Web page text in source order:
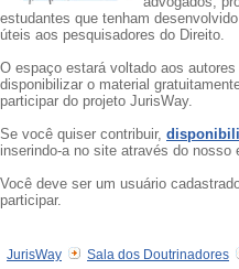
estudantes que tenham
úteis aos pesquisadores do Direito.
O espaço estará voltado aos
disponibilizar o material
participar do projeto JurisWay.
Se você quiser contribuir,
inserindo-a no site através do nosso
Você deve ser um usuário
participar.
JurisWay Sala dos Doutrinadores